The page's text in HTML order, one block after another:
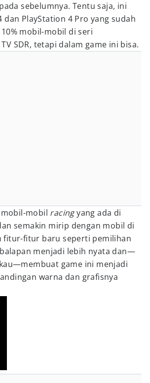
sebelumnya. Tentu saja, ini
PlayStation 4 Pro yang sudah
mobil-mobil di seri
SDR, tetapi dalam game ini bisa.
mobil racingyang ada di
semakin mirip dengan mobil di
fitur-fitur baru seperti pemilihan
menjadi lebih nyata dan—
game ini menjadi
warna dan grafisnya